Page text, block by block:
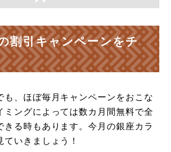
割引キャンペーンをチ
も、ほぼ毎月キャンペーンをおこな
ミングによっては数カ月間無料で全
きる時もあります。今月の銀座カラ
いきましょう！